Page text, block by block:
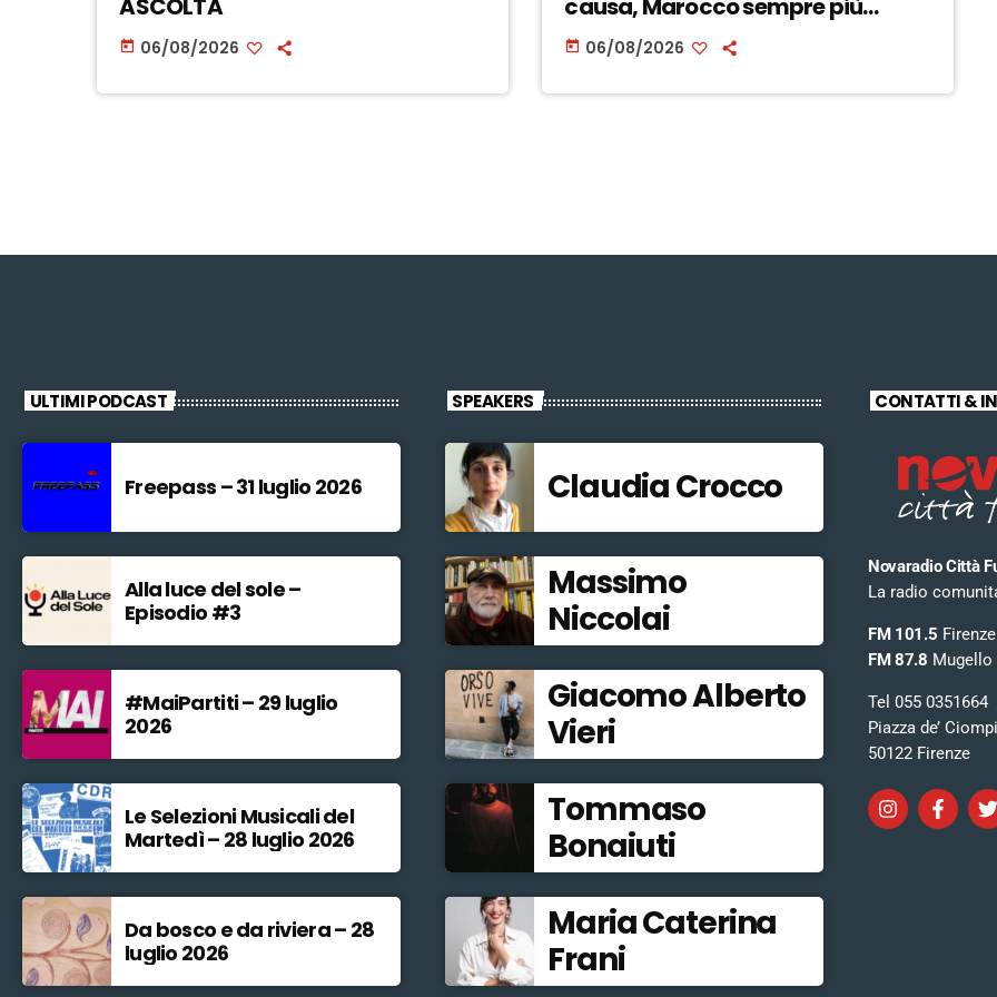
ASCOLTA
today 06/08/2026
causa, Marocco sempre più
invadente” – ASCOLTA
today 06/08/2026
ULTIMI PODCAST
Freepass – 31 luglio 2026
Alla luce del sole –
Episodio #3
#MaiPartiti – 29 luglio
2026
Le Selezioni Musicali del
Martedì – 28 luglio 2026
Da bosco e da riviera – 28
luglio 2026
SPEAKERS
Claudia Crocco
Massimo
Niccolai
Giacomo Alberto
Vieri
Tommaso
Bonaiuti
Maria Caterina
Frani
CONTATTI &
Novaradio Città
La radio
FM 101.5
FM 87.8 Mugello
Tel 055 0351664
Piazza de’
50122 Firenze